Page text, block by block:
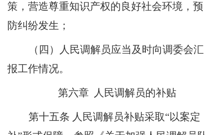
策，营造尊重知识产权的良好社会环境，预
防纠纷发生；
（四）人民调解员应当及时向调委会汇
报工作情况。
第六章 人民调解员的补贴
第十五条 人民调解员补贴采取“以案定